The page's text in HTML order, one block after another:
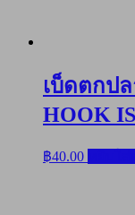
เบ็ดตกป
HOOK
฿40.00